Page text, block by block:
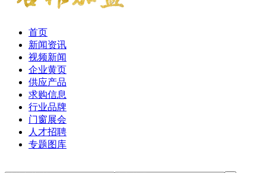
首页
新闻资讯
视频新闻
企业黄页
供应产品
求购信息
行业品牌
门窗展会
人才招聘
专题图库